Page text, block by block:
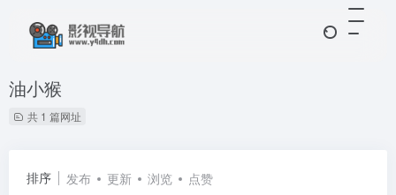
油小猴
共 1 篇网址
排序 发布 更新 浏览 点赞